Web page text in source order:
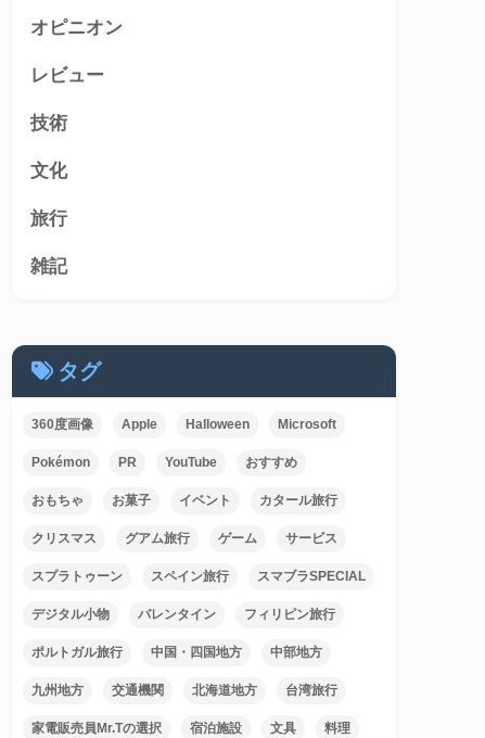
オピニオン
レビュー
技術
文化
旅行
雑記
タグ
360度画像 Apple Halloween Microsoft
Pokémon PR YouTube おすすめ
おもちゃ お菓子 イベント カタール旅行
クリスマス グアム旅行 ゲーム サービス
スプラトゥーン スペイン旅行 スマブラSPECIAL
デジタル小物 バレンタイン フィリピン旅行
ポルトガル旅行 中国・四国地方 中部地方
九州地方 交通機関 北海道地方 台湾旅行
家電販売員Mr.Tの選択 宿泊施設 文具 料理